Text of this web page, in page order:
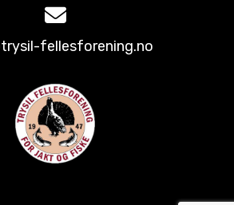
fellesforening.no